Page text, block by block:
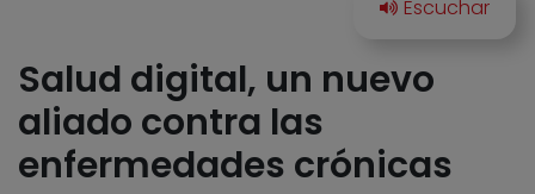
Salud digital, un nuevo
aliado contra las
enfermedades crónicas